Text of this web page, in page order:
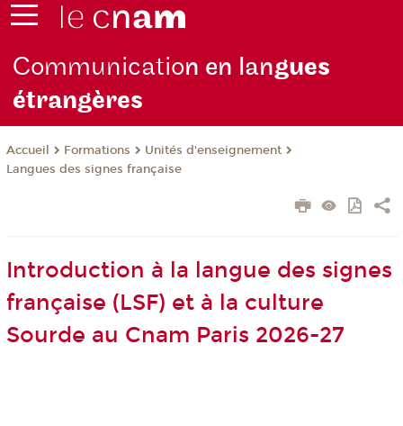
Communication en langues
étrangères
Accueil Formations
Unités d'enseignement
Langues des signes française
Introduction à la langue des signes
française (LSF) et à la culture
Sourde au Cnam Paris 2026-27